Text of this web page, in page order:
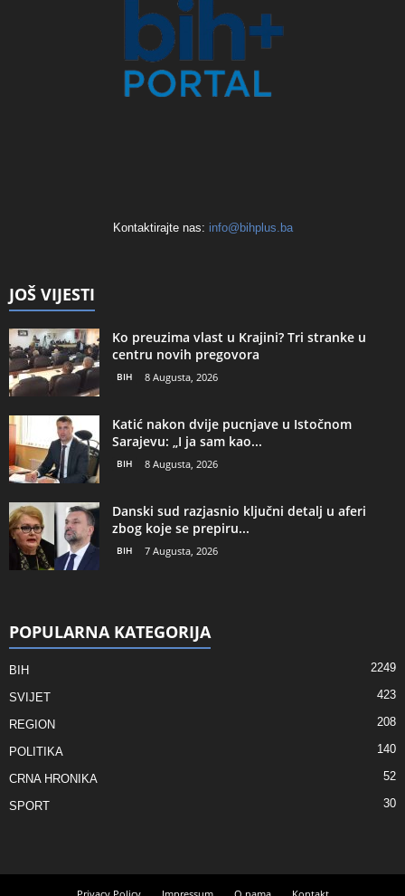
Kontaktirajte nas: info@bihplus.ba
JOŠ VIJESTI
Ko preuzima vlast u Krajini? Tri stranke u
centru novih pregovora
BIH 8 Augusta, 2026
Katić nakon dvije pucnjave u Istočnom
Sarajevu: „I ja sam kao...
BIH 8 Augusta, 2026
Danski sud razjasnio ključni detalj u aferi
zbog koje se prepiru...
BIH 7 Augusta, 2026
POPULARNA KATEGORIJA
BIH 2249
SVIJET 423
REGION 208
POLITIKA 140
CRNA HRONIKA 52
SPORT 30